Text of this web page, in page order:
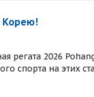
Корею!
регата 2026
спорта на этих